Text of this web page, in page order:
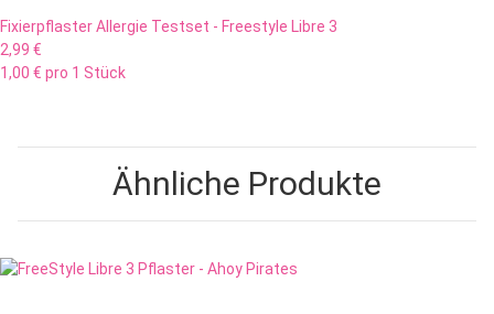
Fixierpflaster Allergie Testset - Freestyle Libre 3
2,99 €
1,00 € pro 1 Stück
Ähnliche Produkte